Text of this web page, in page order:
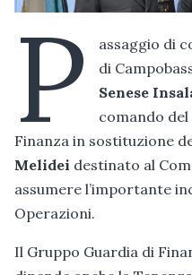
P
assaggio di
di
Senese
comando
Finanza in sostituzione
Melidei destinato al
assumere l’importante
Operazioni.
Il Gruppo Guardia di